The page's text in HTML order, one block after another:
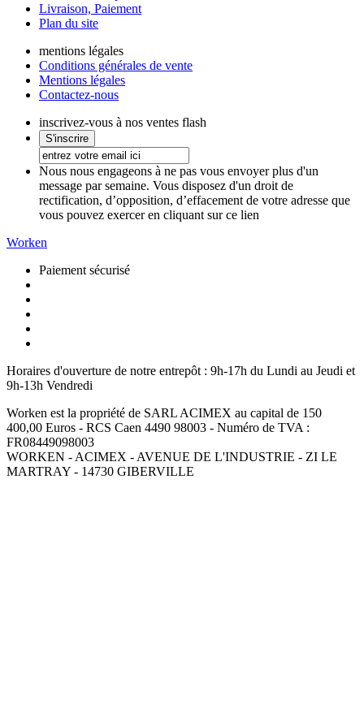
Livraison, Paiement
Plan du site
mentions légales
Conditions générales de vente
Mentions légales
Contactez-nous
inscrivez-vous à nos ventes flash
Nous nous engageons à ne pas vous envoyer plus d'un
message par semaine. Vous disposez d'un droit de
rectification, d’opposition, d’effacement de votre adresse que
vous pouvez exercer en cliquant sur ce lien
Worken
Paiement sécurisé
Horaires d'ouverture de notre entrepôt : 9h-17h du Lundi au Jeudi et
9h-13h Vendredi
Worken est la propriété de SARL ACIMEX au capital de 150
400,00 Euros - RCS Caen 4490 98003 - Numéro de TVA :
FR08449098003
WORKEN - ACIMEX - AVENUE DE L'INDUSTRIE - ZI LE
MARTRAY - 14730 GIBERVILLE